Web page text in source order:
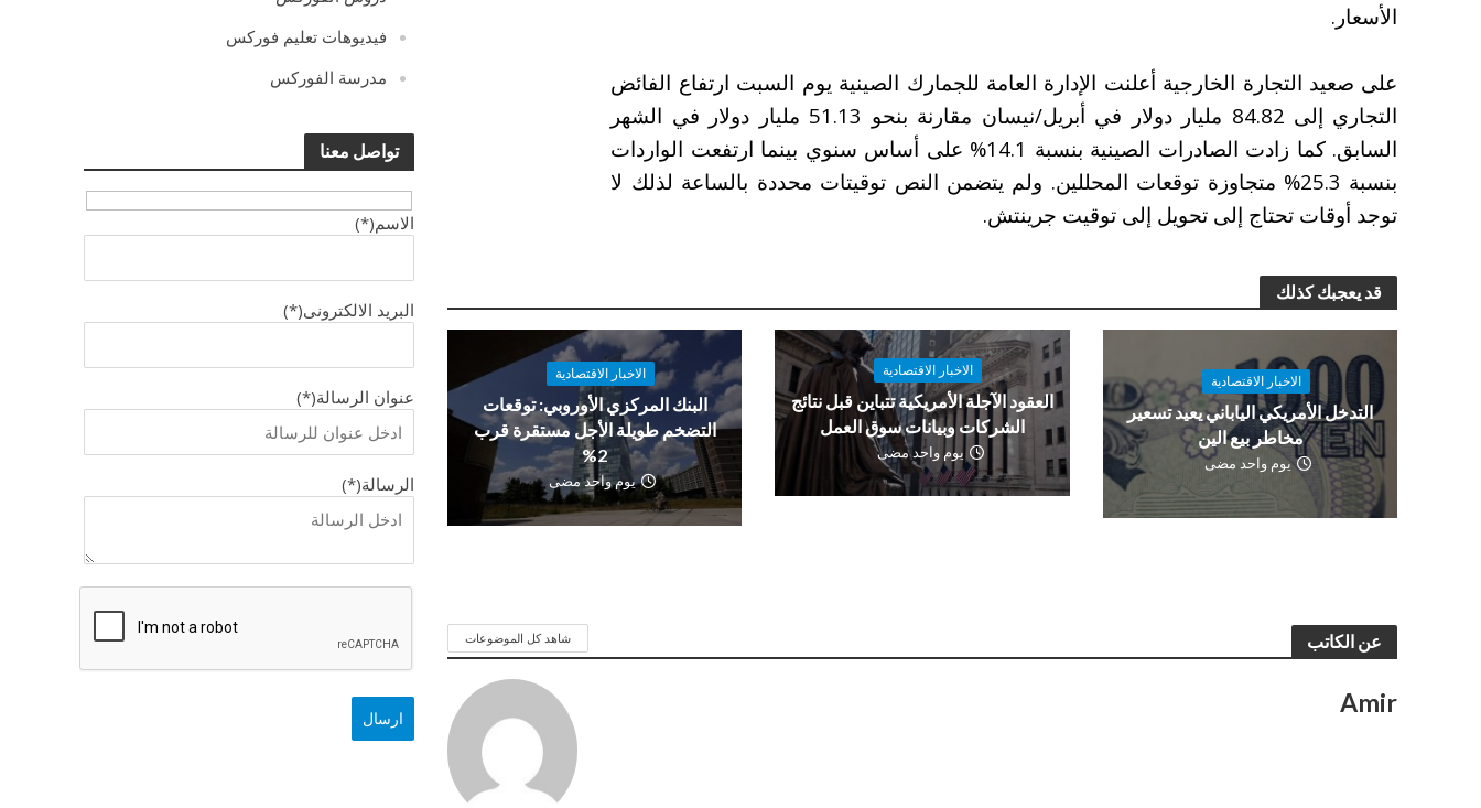
فيديوهات تعليم فوركس
مدرسة الفوركس
تواصل معنا
الاسم(*)
البريد الالكترونى(*)
عنوان الرسالة(*)
الرسالة(*)
الأسعار.
على صعيد التجارة الخارجية أعلنت الإدارة العامة للجمارك الصينية يوم السبت ارتفاع الفائض
التجاري إلى 84.82 مليار دولار في أبريل/نيسان مقارنة بنحو 51.13 مليار دولار في الشهر
السابق. كما زادت الصادرات الصينية بنسبة 14.1% على أساس سنوي بينما ارتفعت الواردات
بنسبة 25.3% متجاوزة توقعات المحللين. ولم يتضمن النص توقيتات محددة بالساعة لذلك لا
توجد أوقات تحتاج إلى تحويل إلى توقيت جرينتش.
قد يعجبك كذلك
الاخبار الاقتصادية
التدخل الأمريكي الياباني يعيد تسعير
مخاطر بيع الين
يوم واحد مضى
الاخبار الاقتصادية
العقود الآجلة الأمريكية تتباين قبل نتائج
الشركات وبيانات سوق العمل
يوم واحد مضى
الاخبار الاقتصادية
البنك المركزي الأوروبي: توقعات
التضخم طويلة الأجل مستقرة قرب
2%
يوم واحد مضى
عن الكاتب شاهد كل الموضوعات
Amir